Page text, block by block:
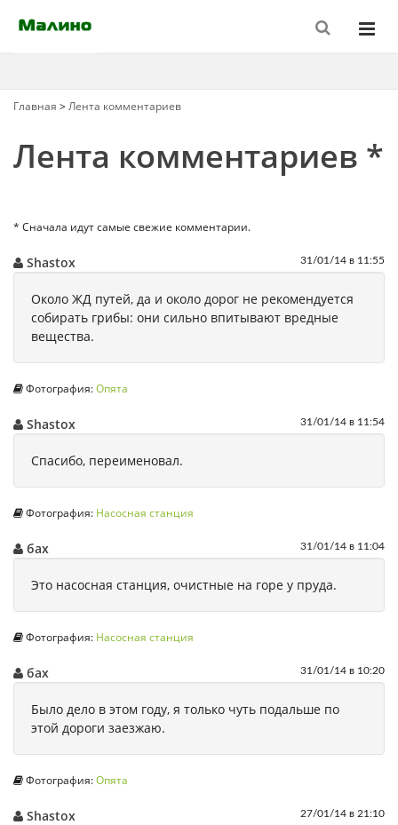
Главная >Лента комментариев
Лента комментариев *
* Сначала идут самые свежие комментарии.
31/01/14 в 11:55
Shastox
Около ЖД путей, да и около дорог не рекомендуется
собирать грибы: они сильно впитывают вредные
вещества.
Фотография:Опята
31/01/14 в 11:54
Shastox
Спасибо, переименовал.
Фотография: Насосная станция
31/01/14 в 11:04
бах
Это насосная станция, очистные на горе у пруда.
Фотография: Насосная станция
31/01/14 в 10:20
бах
Было дело в этом году, я только чуть подальше по
этой дороги заезжаю.
Фотография:Опята
27/01/14 в 21:10
Shastox